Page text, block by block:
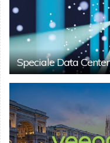
Speciale Data Center